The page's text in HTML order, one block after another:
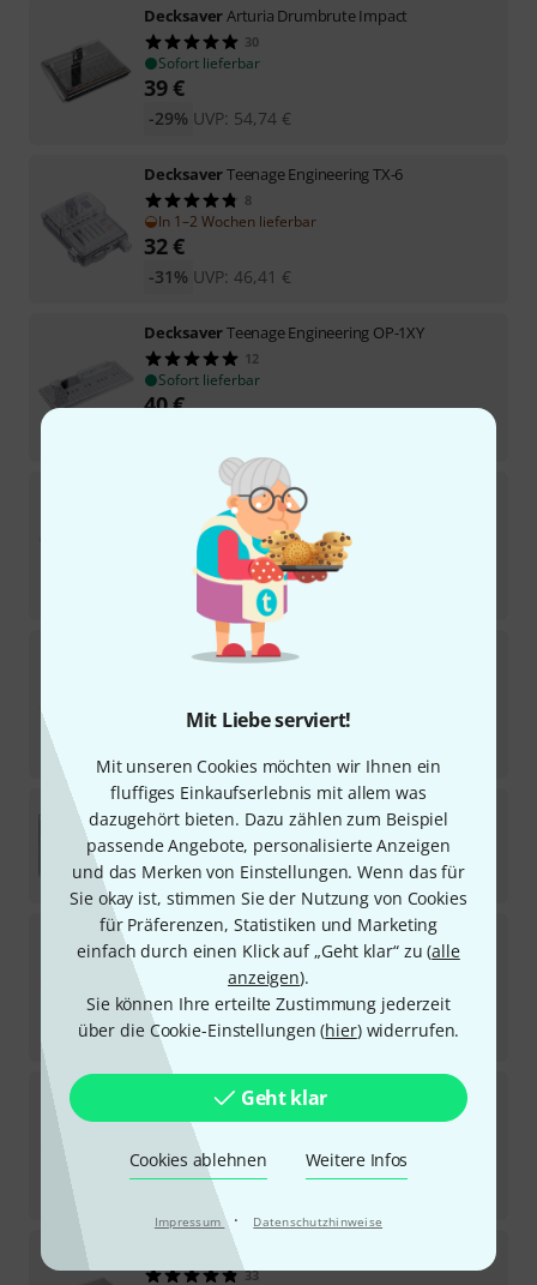
Mit Liebe serviert!
Mit unseren Cookies möchten wir Ihnen ein
fluffiges Einkaufserlebnis mit allem was
dazugehört bieten. Dazu zählen zum Beispiel
passende Angebote, personalisierte Anzeigen
und das Merken von Einstellungen. Wenn das für
Sie okay ist, stimmen Sie der Nutzung von Cookies
für Präferenzen, Statistiken und Marketing
einfach durch einen Klick auf „Geht klar“ zu (alle
anzeigen).
Sie können Ihre erteilte Zustimmung jederzeit
über die Cookie-Einstellungen (hier) widerrufen.
Geht klar
Cookies ablehnen Weitere Infos
Impressum · Datenschutzhinweise
DecksaverArturia Drumbrute Impact
30
Sofort lieferbar
39€
UVP: 54,74 €
-29%
DecksaverTeenage Engineering TX-6
8
In 1–2 Wochen lieferbar
32€
UVP: 46,41 €
-31%
DecksaverTeenage Engineering OP-1XY
12
Sofort lieferbar
40€
Korg Minilogue
139
Sofort lieferbar
UVP:64,26 €
DecksaverMoog Subsequent 37
Torso Electronics S4 Cover
Sofort lieferbar
49 €
DecksaverBehringer RD-9
18
Sofort lieferbar
52 €
UVP:70,21 €
-26%
Korg Electribe 2
Sofort lieferbar
32 €
UVP:
Korg Wavestate/Opsix/Modwave
33